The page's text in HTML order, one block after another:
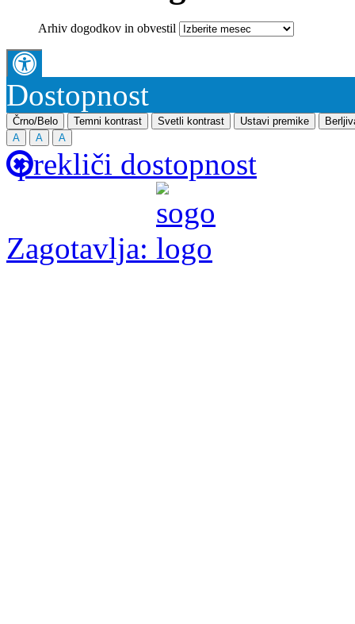
Arhiv dogodkov in obvestil
Dostopnost
Črno/Belo Temni kontrast Svetli kontrast Ustavi premike
A
A A
prekliči dostopnost
Zagotavlja: